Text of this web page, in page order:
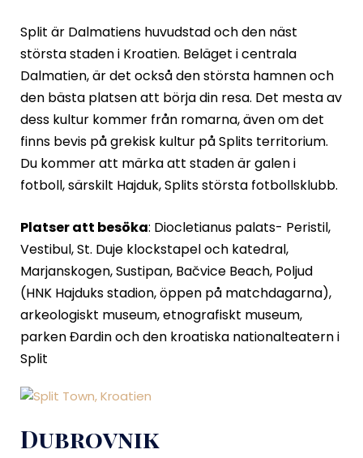
Split är Dalmatiens huvudstad och den näst
största staden i Kroatien. Beläget i centrala
Dalmatien, är det också den största hamnen och
den bästa platsen att börja din resa. Det mesta av
dess kultur kommer från romarna, även om det
finns bevis på grekisk kultur på Splits territorium.
Du kommer att märka att staden är galen i
fotboll, särskilt Hajduk, Splits största fotbollsklubb.
Platser att besöka: Diocletianus palats- Peristil,
Vestibul, St. Duje klockstapel och katedral,
Marjanskogen, Sustipan, Bačvice Beach, Poljud
(HNK Hajduks stadion, öppen på matchdagarna),
arkeologiskt museum, etnografiskt museum,
parken Đardin och den kroatiska nationalteatern i
Split
Dubrovnik